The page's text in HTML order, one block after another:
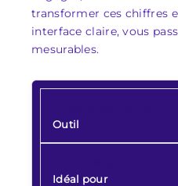
transformer ces chiffres
interface claire, vous
mesurables.
Outil
Idéal pour